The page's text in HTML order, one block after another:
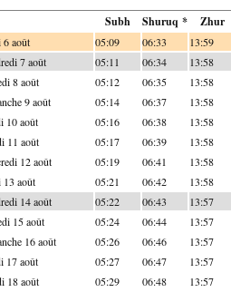
Subh Shuruq * Zhur
6 août 05:09 06:33 13:59
7 août 05:11 06:34 13:58
8 août 05:12 06:35 13:58
9 août 05:14 06:37 13:58
10 août 05:16 06:38 13:58
11 août 05:17 06:39 13:58
12 août 05:19 06:41 13:58
13 août 05:21 06:42 13:58
14 août 05:22 06:43 13:57
15 août 05:24 06:44 13:57
16 août 05:26 06:46 13:57
17 août 05:27 06:47 13:57
18 août 05:29 06:48 13:57